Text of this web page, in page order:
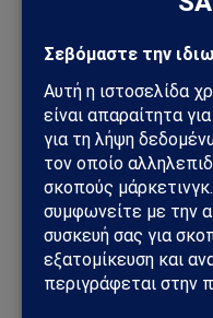
στο Αιγαίο» – Η
Βουλή
06/06/2026